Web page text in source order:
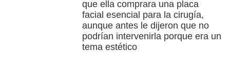
que ella comprara una placa
facial esencial para la cirugía,
aunque antes le dijeron que no
podrían intervenirla porque era un
tema estético